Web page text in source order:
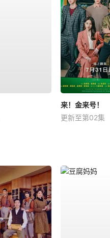
来！金来号！
更新至第02集